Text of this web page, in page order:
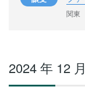
関東
2024 年 12 月